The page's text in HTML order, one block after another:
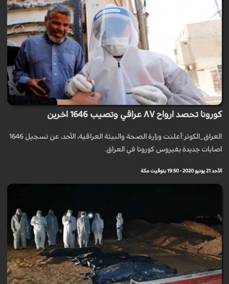
كورونا تحصد ارواح ٨٧ عراقي وتصيب 1646 اخرين
العراق_الكوثر:أعلنت وزارة الصحة والبيئة العراقية، الأحد، عن تسجيل 1646
اصابات جديدة بفيروس كورونا في العراق.
الأحد 21 يونيو 2020 - 19:50 بتوقيت مكة